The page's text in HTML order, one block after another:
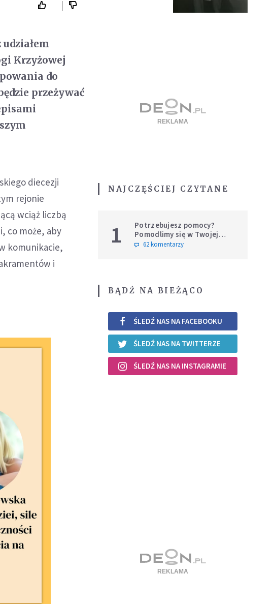
Krzyżowej
do
przeżywać
diecezji
rejonie
wciąż liczbą
co może, aby
komunikacie,
i
NAJCZĘŚCIEJ CZYTANE
1
Potrzebujesz pomocy?
Pomodlimy się w Twojej
intencji
62 komentarzy
BĄDŹ NA BIEŻĄCO
ŚLEDŹ NAS NA FACEBOOKU
ŚLEDŹ NAS NA TWITTERZE
ŚLEDŹ NAS NA INSTAGRAMIE